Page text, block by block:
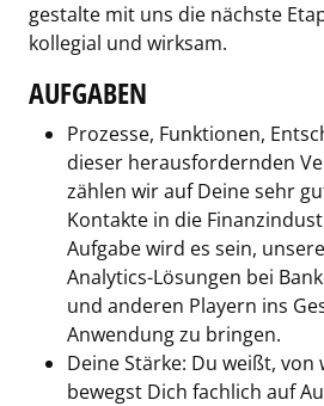
gestalte mit uns die nächste
kollegial und wirksam.
AUFGABEN
Prozesse, Funktionen,
dieser herausfordernden
zählen wir auf Deine sehr
Kontakte in die
Aufgabe wird es sein,
Analytics-Lösungen bei
und anderen Playern ins
Anwendung zu bringen.
Deine Stärke: Du weißt,
bewegst Dich fachlich auf